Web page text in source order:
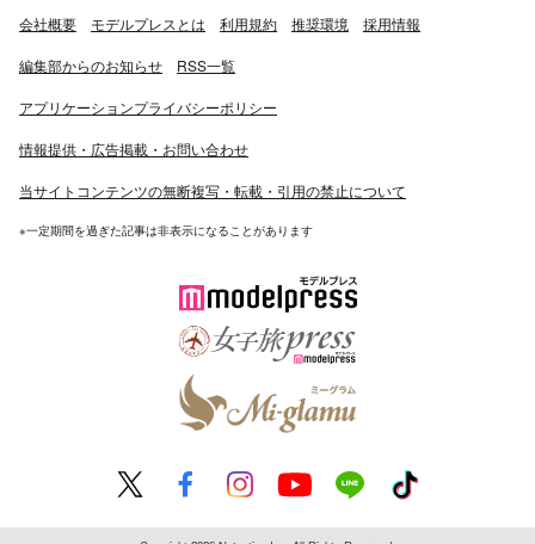
会社概要 モデルプレスとは 利用規約 推奨環境 採用情報
編集部からのお知らせ RSS一覧
アプリケーションプライバシーポリシー
情報提供・広告掲載・お問い合わせ
当サイトコンテンツの無断複写・転載・引用の禁止について
※一定期間を過ぎた記事は非表示になることがあります